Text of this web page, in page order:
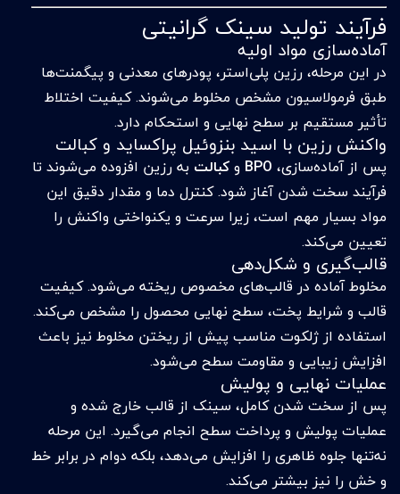
فرآیند تولید سینک گرانیتی
آماده‌سازی مواد اولیه
در این مرحله، رزین پلی‌استر، پودرهای معدنی و پیگمنت‌ها
طبق فرمولاسیون مشخص مخلوط می‌شوند. کیفیت اختلاط
تأثیر مستقیم بر سطح نهایی و استحکام دارد.
واکنش رزین با اسید بنزوئیل پراکساید و کبالت
پس از آماده‌سازی، BPO وکبالت به رزین افزوده می‌شوند تا
فرآیند سخت شدن آغاز شود. کنترل دما و مقدار دقیق این
مواد بسیار مهم است، زیرا سرعت و یکنواختی واکنش را
تعیین می‌کند.
قالب‌گیری و شکل‌دهی
مخلوط آماده در قالب‌های مخصوص ریخته می‌شود. کیفیت
قالب و شرایط پخت، سطح نهایی محصول را مشخص می‌کند.
استفاده از ژلکوت مناسب پیش از ریختن مخلوط نیز باعث
افزایش زیبایی و مقاومت سطح می‌شود.
عملیات نهایی و پولیش
پس از سخت شدن کامل، سینک از قالب خارج شده و
عملیات پولیش و پرداخت سطح انجام می‌گیرد. این مرحله
نه‌تنها جلوه ظاهری را افزایش می‌دهد، بلکه دوام در برابر خط
و خش را نیز بیشتر می‌کند.